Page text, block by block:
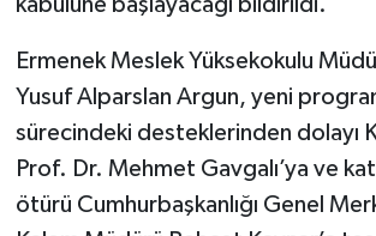
kabulüne başlayacağı bildirildi.
Ermenek Meslek Yüksekokulu
Yusuf Alparslan Argun, yeni
sürecindeki desteklerinden dolayı
Prof. Dr. Mehmet Gavgalı’ya ve
ötürü Cumhurbaşkanlığı Genel